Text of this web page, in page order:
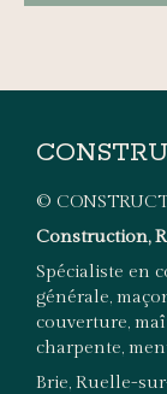
©
Construction,
Spécialiste en
générale,
couverture,
charpente,
Brie, Ruelle-